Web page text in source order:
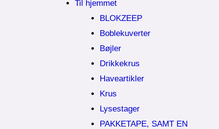
Til hjemmet
BLOKZEEP
Boblekuverter
Bøjler
Drikkekrus
Haveartikler
Krus
Lysestager
PAKKETAPE, SAMT EN